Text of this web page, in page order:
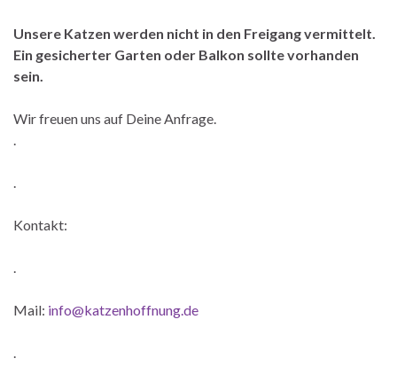
Unsere Katzen werden nicht in den Freigang vermittelt.
Ein gesicherter Garten oder Balkon sollte vorhanden
sein.
Wir freuen uns auf Deine Anfrage.
.
.
Kontakt:
.
Mail: info@katzenhoffnung.de
.